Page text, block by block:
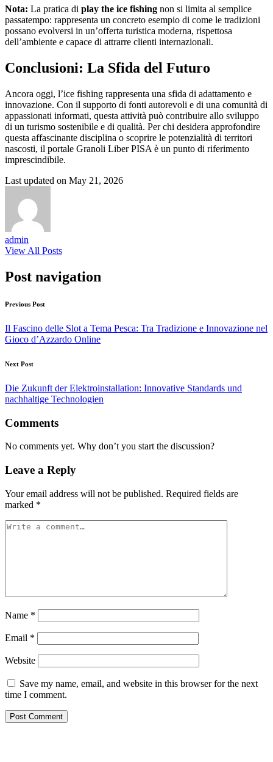
Nota: La pratica di play the ice fishing non si limita al semplice
passatempo: rappresenta un concreto esempio di come le tradizioni
possano evolversi in un’offerta turistica moderna, rispettosa
dell’ambiente e capace di attrarre clienti internazionali.
Conclusioni: La Sfida del Futuro
Ancora oggi, l’ice fishing rappresenta una sfida di adattamento e
innovazione. Con il supporto di fonti autorevoli e di una comunità di
appassionati informati, questa attività può contribuire allo sviluppo
di un turismo sostenibile e di qualità. Per chi desidera approfondire
questa affascinante disciplina o scoprire le potenzialità di territori
nascosti, il portale Granoli Liber PISA è un punto di riferimento
imprescindibile.
Last updated on May 21, 2026
admin
View All Posts
Post navigation
Previous Post
Il Fascino delle Slot a Tema Pesca: Tra Tradizione e Innovazione nel
Gioco d’Azzardo Online
Next Post
Die Zukunft der Elektroinstallation: Innovative Standards und
nachhaltige Technologien
Comments
No comments yet. Why don’t you start the discussion?
Leave a Reply
Your email address will not be published. Required fields are
marked *
Name *
Email *
Website
Save my name, email, and website in this browser for the next
time I comment.